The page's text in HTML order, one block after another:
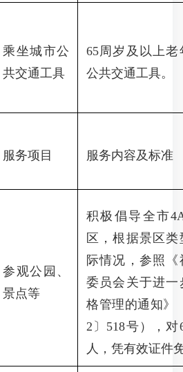
乘坐城市公
共交通工具
65周岁及以上
公共交通工具。
服务项目 服务内容及标准
参观公园、
景点等
积极倡导全市
区，根据景区
际情况，参照
委员会关于进
格管理的通知》
2〕518号），
人，凭有效证件